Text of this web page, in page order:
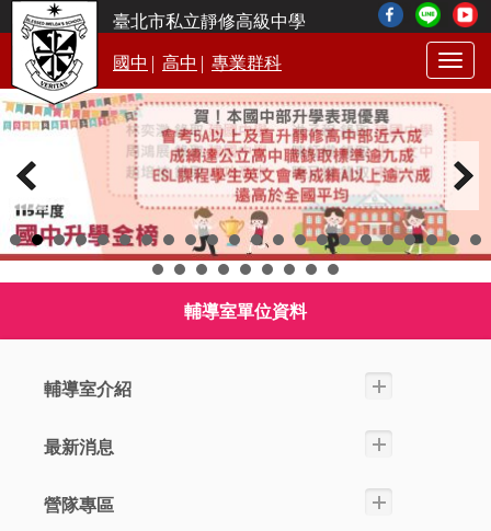
臺北市私立靜修高級中學
國中 | 高中 | 專業群科
輔導室單位資料
輔導室介紹
最新消息
營隊專區